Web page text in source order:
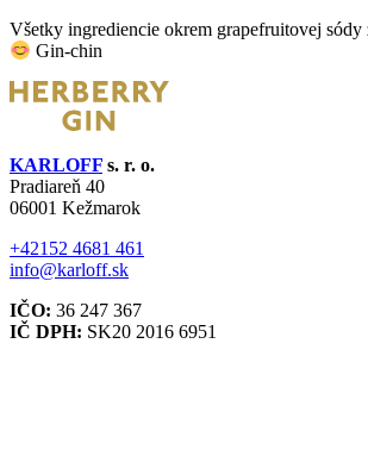
Všetky ingrediencie okrem grapefruitovej
Gin-chin
KARLOFF s. r. o.
Pradiareň 40
06001 Kežmarok
+42152 4681 461
info@karloff.sk
IČO: 36 247 367
IČ DPH: SK20 2016 6951